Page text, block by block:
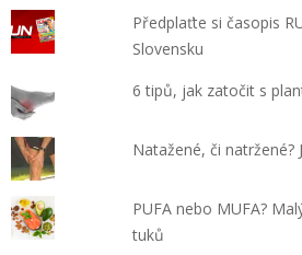
Předplaťte si časopis
Slovensku
6 tipů, jak zatočit s
Natažené, či natržené?
PUFA nebo MUFA?
tuků